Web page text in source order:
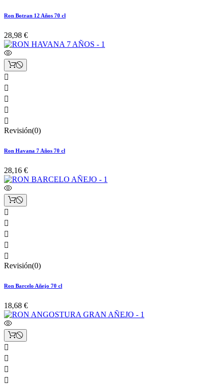
Ron Botran 12 Años 70 cl
28,98 €





Revisión(0)
Ron Havana 7 Años 70 cl
28,16 €





Revisión(0)
Ron Barcelo Añejo 70 cl
18,68 €



